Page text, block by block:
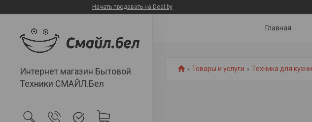
Начать продавать на Deal.by
Интернет магазин Бытовой
Техники СМАЙЛ.Бел
Главная
Товары и услуги Техника для кухни